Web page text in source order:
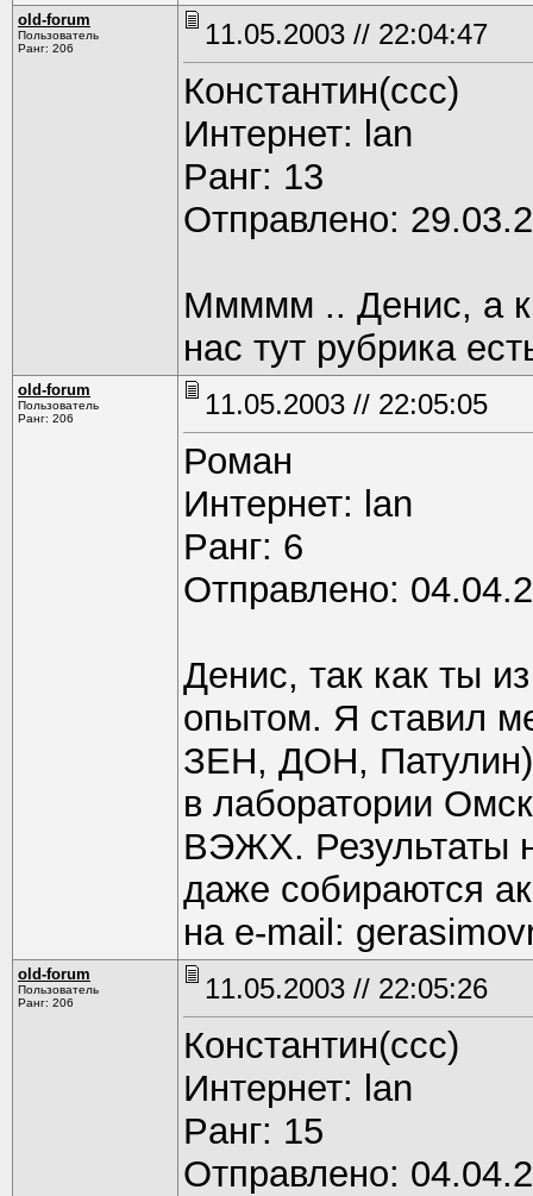
old-forum
Пользователь
Ранг: 206
11.05.2003 // 22:04:47
Константин(ссс)
Интернет: lan
Pанг: 13
Отправлено:
Ммммм .. Денис, а
нас тут рубрика
old-forum
Пользователь
Ранг: 206
11.05.2003 // 22:05:05
Роман
Интернет: lan
Pанг: 6
Отправлено:
Денис, так как ты
опытом. Я ставил
ЗЕН, ДОН,
в лаборатории
ВЭЖХ. Результаты
даже собираются
на e-mail:
old-forum
Пользователь
Ранг: 206
11.05.2003 // 22:05:26
Константин(ссс)
Интернет: lan
Pанг: 15
Отправлено: